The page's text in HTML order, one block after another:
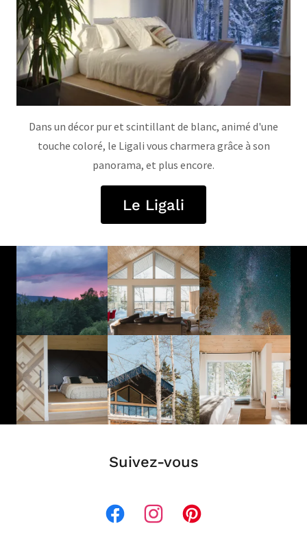
Dans un décor pur et scintillant de blanc, animé d'une
touche coloré, le Ligali vous charmera grâce à son
panorama, et plus encore.
Le Ligali
Suivez-vous